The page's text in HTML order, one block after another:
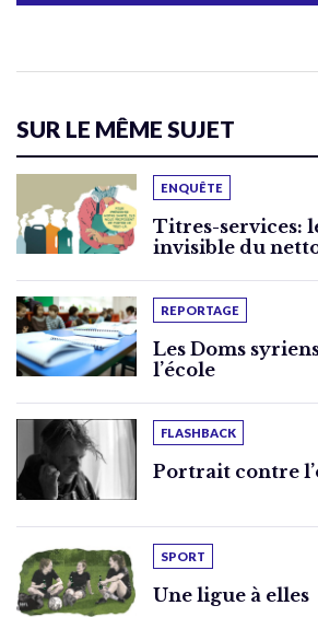
SUR LE MÊME SUJET
ENQUÊTE
Titres-services:
invisible du
REPORTAGE
Les Doms
l’école
FLASHBACK
Portrait contre
SPORT
Une ligue à elles